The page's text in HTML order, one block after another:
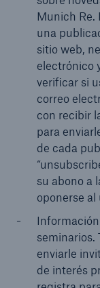
Munich Re.
una
sitio web,
electrónico
verificar si
correo
con recibir
para
de cada
su abono a
oponerse al
seminarios.
enviarle
de interés